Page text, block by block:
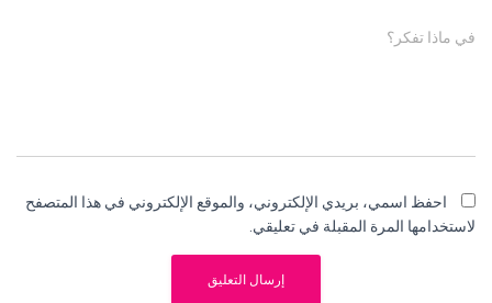
في ماذا تفكر؟
احفظ اسمي، بريدي الإلكتروني، والموقع الإلكتروني في هذا المتصفح
لاستخدامها المرة المقبلة في تعليقي.